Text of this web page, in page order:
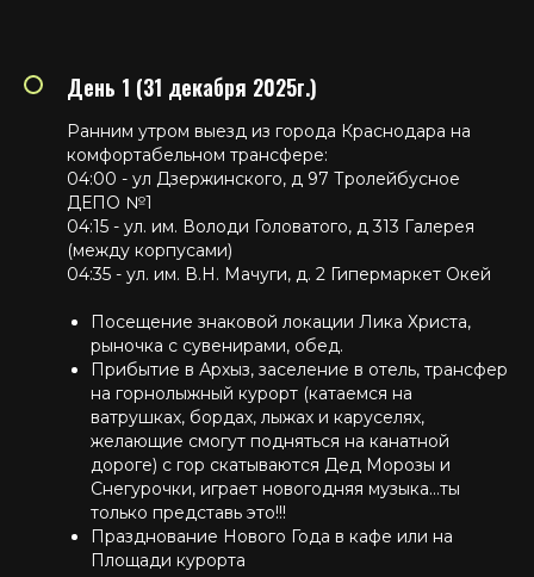
День 1 (31 декабря 2025г.)
Ранним утром выезд из города Краснодара на
комфортабельном трансфере:
04:00 - ул Дзержинского, д 97 Тролейбусное
ДЕПО №1
04:15 - ул. им. Володи Головатого, д 313 Галерея
(между корпусами)
04:35 - ул. им. В.Н. Мачуги, д. 2 Гипермаркет Окей
Посещение знаковой локации Лика Христа,
рыночка с сувенирами, обед.
Прибытие в Архыз, заселение в отель, трансфер
на горнолыжный курорт (катаемся на
ватрушках, бордах, лыжах и каруселях,
желающие смогут подняться на канатной
дороге) с гор скатываются Дед Морозы и
Снегурочки, играет новогодняя музыка...ты
только представь это!!!
Празднование Нового Года в кафе или на
Площади курорта